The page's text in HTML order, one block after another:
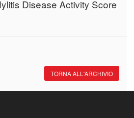
Disease Activity Score
TORNA ALL'ARCHIVIO